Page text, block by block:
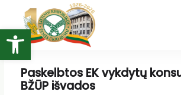
Open toolbar
turinio
Paskelbtos EK vykdytų
BŽŪP išvados